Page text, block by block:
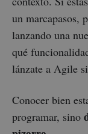
un marcapasos,
lanzando una
qué
lánzate a Agile
Conocer bien
programar, sino